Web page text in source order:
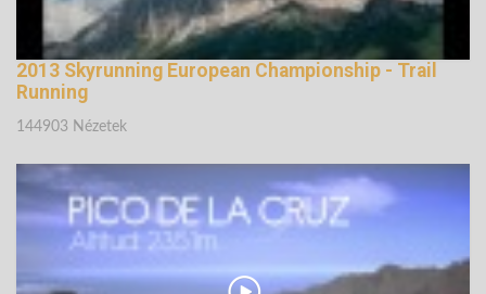
2013 Skyrunning European Championship - Trail
Running
144903 Nézetek